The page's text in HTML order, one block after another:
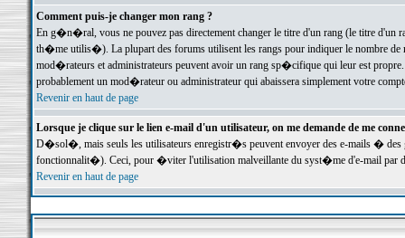
Comment puis-je changer mon rang ?
En g�n�ral, vous ne pouvez pas directement changer le titre d'un rang (le titre d'un
th�me utilis�). La plupart des forums utilisent les rangs pour indiquer le nombre de
mod�rateurs et administrateurs peuvent avoir un rang sp�cifique qui leur est
probablement un mod�rateur ou administrateur qui abaissera simplement votre
Revenir en haut de page
Lorsque je clique sur le lien e-mail d'un utilisateur, on me demande de me
D�sol�, mais seuls les utilisateurs enregistr�s peuvent envoyer des e-mails �
fonctionnalit�). Ceci, pour �viter l'utilisation malveillante du syst�me d'e-mail par
Revenir en haut de page